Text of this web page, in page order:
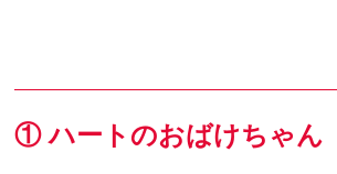
① ハートのおばけちゃん